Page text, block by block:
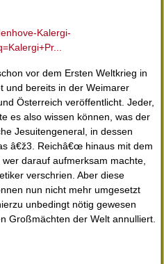
Kalergi-
vor dem Ersten Weltkrieg in
und bereits in der Weimarer
Österreich veröffentlicht. Jeder,
es also wissen können, was der
Jesuitengeneral, in dessen
â€ž3. Reichâ€œ hinaus mit dem
darauf aufmerksam machte,
verschrien. Aber diese
nun nicht mehr umgesetzt
unbedingt nötig gewesen
Großmächten der Welt annulliert.